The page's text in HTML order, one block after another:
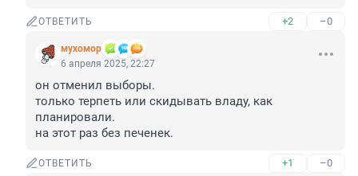
ОТВЕТИТЬ +2 –0
мухомор
6 апреля 2025, 22:27
он отменил выборы.
только терпеть или скидывать владу, как
планировали.
на этот раз без печенек.
ОТВЕТИТЬ +1 –0